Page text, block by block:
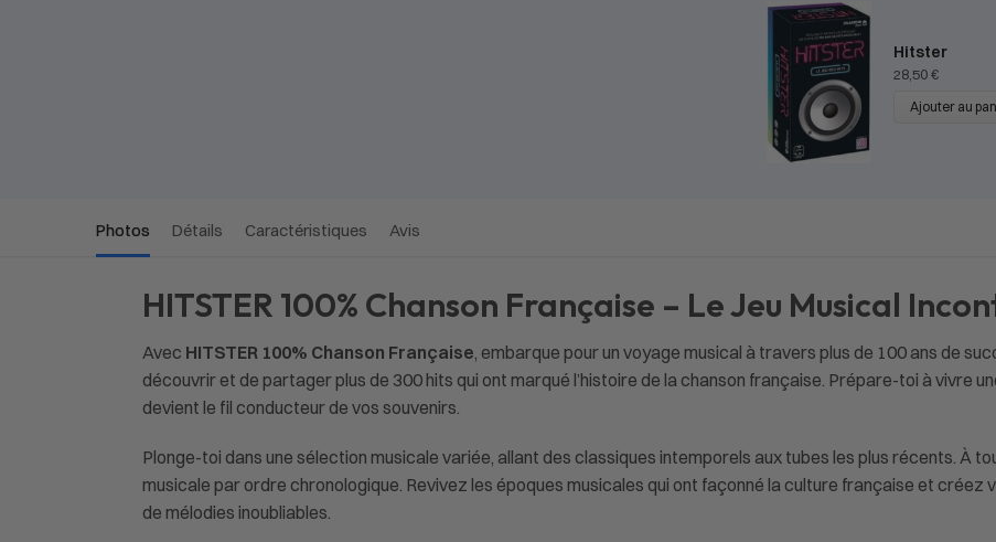
Hitster
28,50€
Ajouter au
Photos Détails Caractéristiques Avis
HITSTER 100% Chanson Française – Le Jeu Musical
Avec HITSTER 100% Chanson Française, embarque pour un voyage musical à travers plus de 100 ans de
découvrir et de partager plus de 300 hits qui ont marqué l’histoire de la chanson française. Prépare-toi à vivre
devient le fil conducteur de vos souvenirs.
Plonge-toi dans une sélection musicale variée, allant des classiques intemporels aux tubes les plus récents. À
musicale par ordre chronologique. Revivez les époques musicales qui ont façonné la culture française et
de mélodies inoubliables.